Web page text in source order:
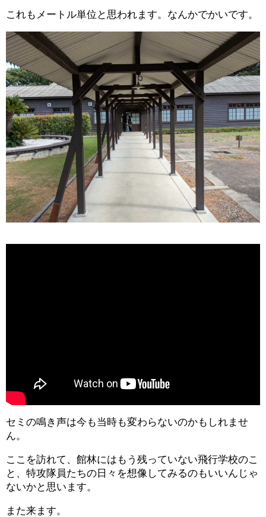
これもメートル単位と思われます。なんかでかいです。
セミの鳴き声は今も当時も変わらないのかもしれませ
ん。
ここを訪れて、館林にはもう残っていない飛行学校のこ
と、特攻隊員たちの日々を想像してみるのもいいんじゃ
ないかと思います。
また来ます。